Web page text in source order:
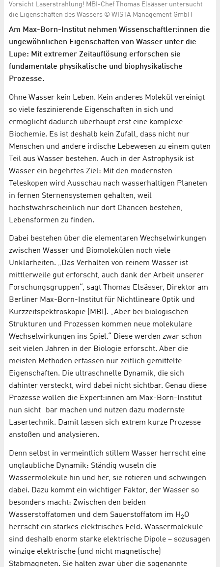
Vorsicht Laserstrahlung! MBI-Chef Thomas Elsässer untersucht
die Eigenschaften des Wassers © WISTA Management GmbH
Am Max-Born-Institut nehmen Wissenschaftler:innen die
ungewöhnlichen Eigenschaften von Wasser unter die
Lupe: Mit extremer Zeitauflösung erforschen sie
fundamentale physikalische und biophysikalische
Prozesse.
Ohne Wasser kein Leben. Kein anderes Molekül vereinigt
so viele faszinierende Eigenschaften in sich und
ermöglicht dadurch überhaupt erst eine komplexe
Biochemie. Es ist deshalb kein Zufall, dass nicht nur
Menschen und andere irdische Lebewesen zu einem guten
Teil aus Wasser bestehen. Auch in der Astrophysik ist
Wasser ein begehrtes Ziel: Mit den modernsten
Teleskopen wird Ausschau nach wasserhaltigen Planeten
in fernen Sternensystemen gehalten, weil
höchstwahrscheinlich nur dort Chancen bestehen,
Lebensformen zu finden.
Dabei bestehen über die elementaren Wechselwirkungen
zwischen Wasser und Biomolekülen noch viele
Unklarheiten. „Das Verhalten von reinem Wasser ist
mittlerweile gut erforscht, auch dank der Arbeit unserer
Forschungsgruppen“, sagt Thomas Elsässer, Direktor am
Berliner Max-Born-Institut für Nichtlineare Optik und
Kurzzeitspektroskopie (MBI). „Aber bei biologischen
Strukturen und Prozessen kommen neue molekulare
Wechselwirkungen ins Spiel.“ Diese werden zwar schon
seit vielen Jahren in der Biologie erforscht. Aber die
meisten Methoden erfassen nur zeitlich gemittelte
Eigenschaften. Die ultraschnelle Dynamik, die sich
dahinter versteckt, wird dabei nicht sichtbar. Genau diese
Prozesse wollen die Expert:innen am Max-Born-Institut
nun sicht bar machen und nutzen dazu modernste
Lasertechnik. Damit lassen sich extrem kurze Prozesse
anstoßen und analysieren.
Denn selbst in vermeintlich stillem Wasser herrscht eine
unglaubliche Dynamik: Ständig wuseln die
Wassermoleküle hin und her, sie rotieren und schwingen
dabei. Dazu kommt ein wichtiger Faktor, der Wasser so
besonders macht: Zwischen den beiden
Wasserstoffatomen und dem Sauerstoffatom im H2O
herrscht ein starkes elektrisches Feld. Wassermoleküle
sind deshalb enorm starke elektrische Dipole – sozusagen
winzige elektrische (und nicht magnetische)
Stabmagneten. Sie halten zwar über die sogenannte